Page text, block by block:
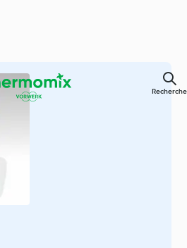
Recherche